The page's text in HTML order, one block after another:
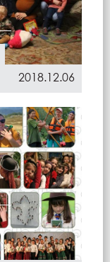
2018.12.06